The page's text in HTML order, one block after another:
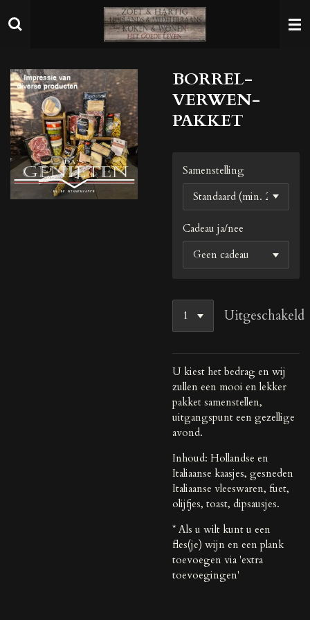
direct
hoofdinhoud
BORREL-
VERWEN-
PAKKET
Samenstelling
Cadeau ja/nee
Uitgeschakeld
U kiest het bedrag en wij
zullen een mooi en lekker
pakket samenstellen,
uitgangspunt een gezellige
avond.
Inhoud: Hollandse en
Italiaanse kaasjes, gesneden
Italiaanse vleeswaren, fuet,
olijfjes, toast, dipsausjes.
* Als u wilt kunt u een
fles(je) wijn en een plank
toevoegen via 'extra
toevoegingen'